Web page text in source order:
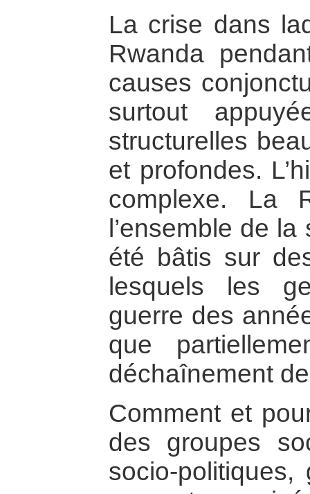
La crise dans
Rwanda
causes
surtout
structurelles
et profondes.
complexe. La
l’ensemble de
été bâtis sur
lesquels les
guerre des
que
déchaînement
Comment et
des groupes
socio-